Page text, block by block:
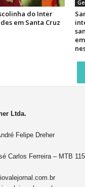
do Inter
em Santa Cruz
Ltda.
Felipe Dreher
Carlos Ferreira – MTB